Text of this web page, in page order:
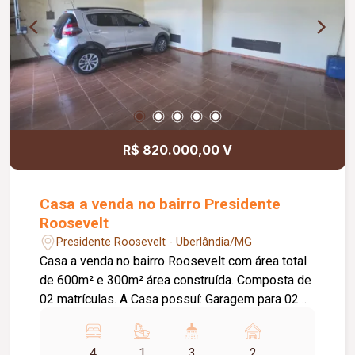
e UBS Santa Rosa; Presença de múltiplos pontos
de transporte público nas proximidades; Próximo
a supermercados de grande porte. Potencial e
diferenciais: Possibilidade de abertura de
acesso pelos fundos do lote; Imóvel com
potencial para adaptação em unidades
independentes; Adequado para famílias
numerosas ou uso multifamiliar. Entre em contato
e agende já a sua visita!
R$ 820.000,00 V
Casa a venda no bairro Presidente
Roosevelt
Presidente Roosevelt - Uberlândia/MG
Casa a venda no bairro Roosevelt com área total
de 600m² e 300m² área construída. Composta de
02 matrículas. A Casa possuí: Garagem para 02
quartos amplos sendo 01 suíte; Sala de visita;